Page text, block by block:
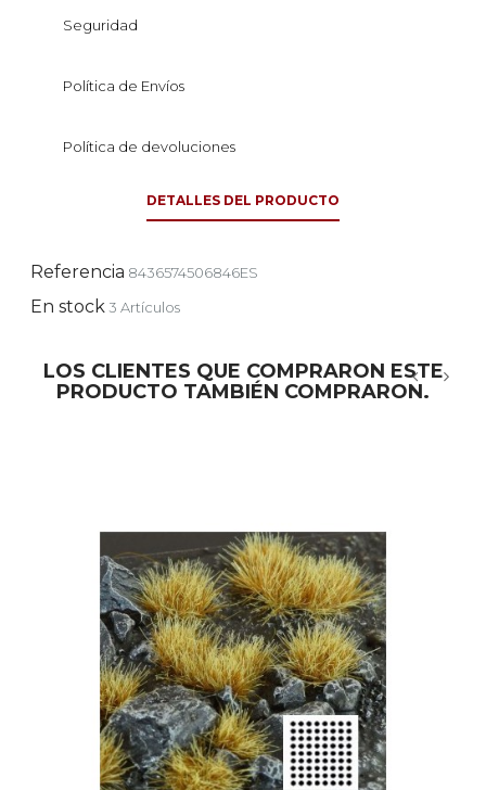
Seguridad
Política de Envíos
Política de devoluciones
DETALLES DEL PRODUCTO
Referencia 8436574506846ES
En stock3 Artículos
LOS CLIENTES QUE COMPRARON ESTE
PRODUCTO TAMBIÉN COMPRARON.